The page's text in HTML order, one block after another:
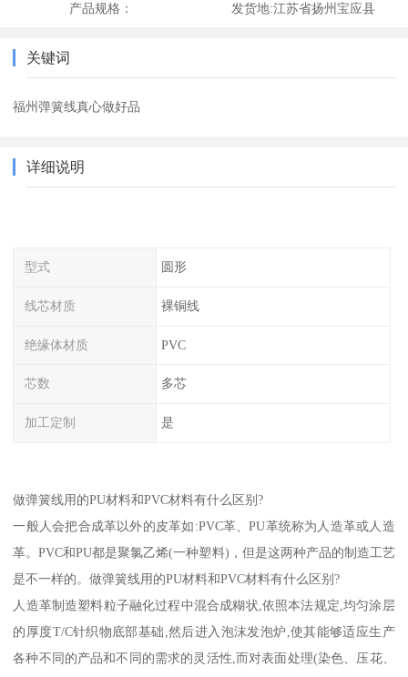
产品规格： 发货地:江苏省扬州宝应县
关键词
福州弹簧线真心做好品
详细说明
型式 圆形
线芯材质 裸铜线
绝缘体材质 PVC
芯数 多芯
加工定制 是
做弹簧线用的PU材料和PVC材料有什么区别?
一般人会把合成革以外的皮革如:PVC革、PU革统称为人造革或人造
革。PVC和PU都是聚氯乙烯(一种塑料)，但是这两种产品的制造工艺
是不一样的。做弹簧线用的PU材料和PVC材料有什么区别?
人造革制造塑料粒子融化过程中混合成糊状,依照本法规定,均匀涂层
的厚度T/C针织物底部基础,然后进入泡沫发泡炉,使其能够适应生产
各种不同的产品和不同的需求的灵活性,而对表面处理(染色、压花、